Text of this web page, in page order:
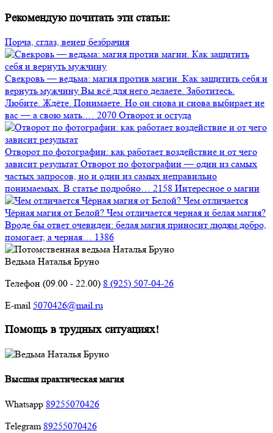
Рекомендую почитать эти статьи:
Порча, сглаз, венец безбрачия
Свекровь — ведьма: магия против магии. Как защитить себя и
вернуть мужчину Вы всё для него делаете. Заботитесь.
Любите. Ждёте. Понимаете. Но он снова и снова выбирает не
вас — а свою мать.… 2070 Отворот и остуда
Отворот по фотографии: как работает воздействие и от чего
зависит результат Отворот по фотографии — один из самых
частых запросов, но и один из самых неправильно
понимаемых. В статье подробно… 2158 Интересное о магии
Чем отличается
Чёрная магия от Белой? Чем отличается черная и белая магия?
Вроде бы ответ очевиден: белая магия приносит людям добро,
помогает, а черная… 1386
Ведьма Наталья Бруно
Телефон (09.00 - 22.00) 8 (925) 507-04-26
E-mail 5070426@mail.ru
Помощь в трудных ситуациях!
Высшая практическая магия
Whatsapp 89255070426
Telegram 89255070426